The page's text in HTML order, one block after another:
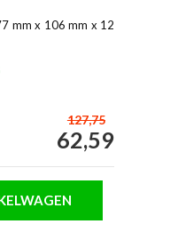
mm x 106 mm x 12
127,75
62,59